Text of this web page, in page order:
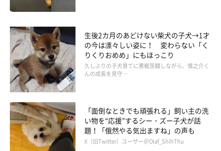
生後2カ月のあどけない柴犬の子犬→1才
の今は凛々しい姿に！ 変わらない「く
りくりおめめ」にもほっこり
久しぶりの子犬育てに悪戦苦闘しながら、慎之介く
んの成長を見守 …
「面倒なときでも頑張れる」飼い主の洗
い物を“応援”するシー・ズー子犬が話
題！「俄然やる気出ますね」の声も
X（旧Twitter）ユーザー＠Olaf_ShihThu